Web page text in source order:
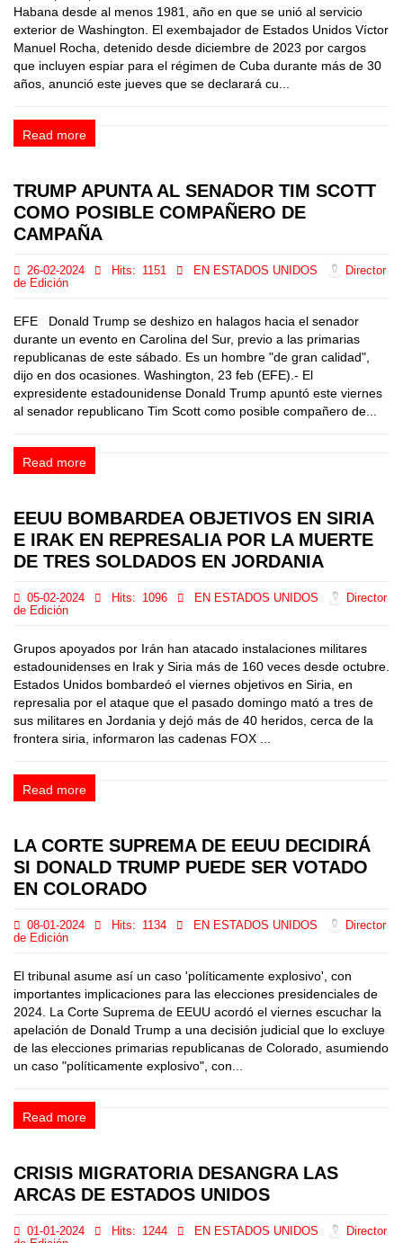
Habana desde al menos 1981, año en que se unió al servicio
exterior de Washington. El exembajador de Estados Unidos Víctor
Manuel Rocha, detenido desde diciembre de 2023 por cargos
que incluyen espiar para el régimen de Cuba durante más de 30
años, anunció este jueves que se declarará cu...
Read more
TRUMP APUNTA AL SENADOR TIM SCOTT
COMO POSIBLE COMPAÑERO DE
CAMPAÑA
26-02-2024 Hits: 1151 EN ESTADOS UNIDOS
Director
de Edición
EFE Donald Trump se deshizo en halagos hacia el senador
durante un evento en Carolina del Sur, previo a las primarias
republicanas de este sábado. Es un hombre "de gran calidad",
dijo en dos ocasiones. Washington, 23 feb (EFE).- El
expresidente estadounidense Donald Trump apuntó este viernes
al senador republicano Tim Scott como posible compañero de...
Read more
EEUU BOMBARDEA OBJETIVOS EN SIRIA
E IRAK EN REPRESALIA POR LA MUERTE
DE TRES SOLDADOS EN JORDANIA
05-02-2024 Hits: 1096 EN ESTADOS UNIDOS
Director
de Edición
Grupos apoyados por Irán han atacado instalaciones militares
estadounidenses en Irak y Siria más de 160 veces desde octubre.
Estados Unidos bombardeó el viernes objetivos en Siria, en
represalia por el ataque que el pasado domingo mató a tres de
sus militares en Jordania y dejó más de 40 heridos, cerca de la
frontera siria, informaron las cadenas FOX ...
Read more
LA CORTE SUPREMA DE EEUU DECIDIRÁ
SI DONALD TRUMP PUEDE SER VOTADO
EN COLORADO
08-01-2024 Hits: 1134 EN ESTADOS UNIDOS
Director
de Edición
El tribunal asume así un caso 'políticamente explosivo', con
importantes implicaciones para las elecciones presidenciales de
2024. La Corte Suprema de EEUU acordó el viernes escuchar la
apelación de Donald Trump a una decisión judicial que lo excluye
de las elecciones primarias republicanas de Colorado, asumiendo
un caso "políticamente explosivo", con...
Read more
CRISIS MIGRATORIA DESANGRA LAS
ARCAS DE ESTADOS UNIDOS
01-01-2024 Hits: 1244 EN ESTADOS UNIDOS
Director